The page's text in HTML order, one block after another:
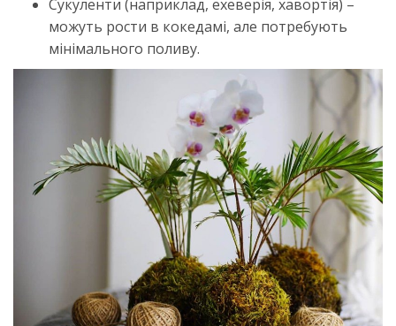
Сукуленти (наприклад, ехеверія, хавортія) –
можуть рости в кокедамі, але потребують
мінімального поливу.